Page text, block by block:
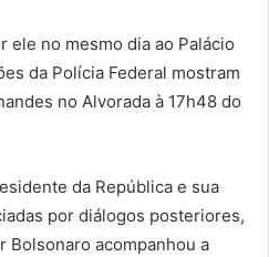
ele no mesmo dia ao Palácio
da Polícia Federal mostram
no Alvorada à 17h48 do
da República e sua
por diálogos posteriores,
Bolsonaro acompanhou a